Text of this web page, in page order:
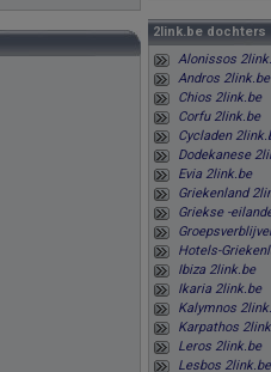
2link.be dochters
Alonissos
Andros 2link.be
Chios 2link.be
Corfu 2link.be
Cycladen
Dodekanese
Evia 2link.be
Griekenland
Griekse -
Hotels-
Ibiza 2link.be
Ikaria 2link.be
Kalymnos
Karpathos
Leros 2link.be
Lesbos 2link.be